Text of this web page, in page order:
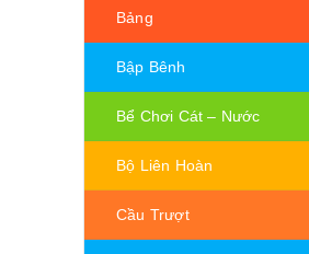
Bảng
Bập Bênh
Bể Chơi Cát – Nước
Bộ Liên Hoàn
Cầu Trượt